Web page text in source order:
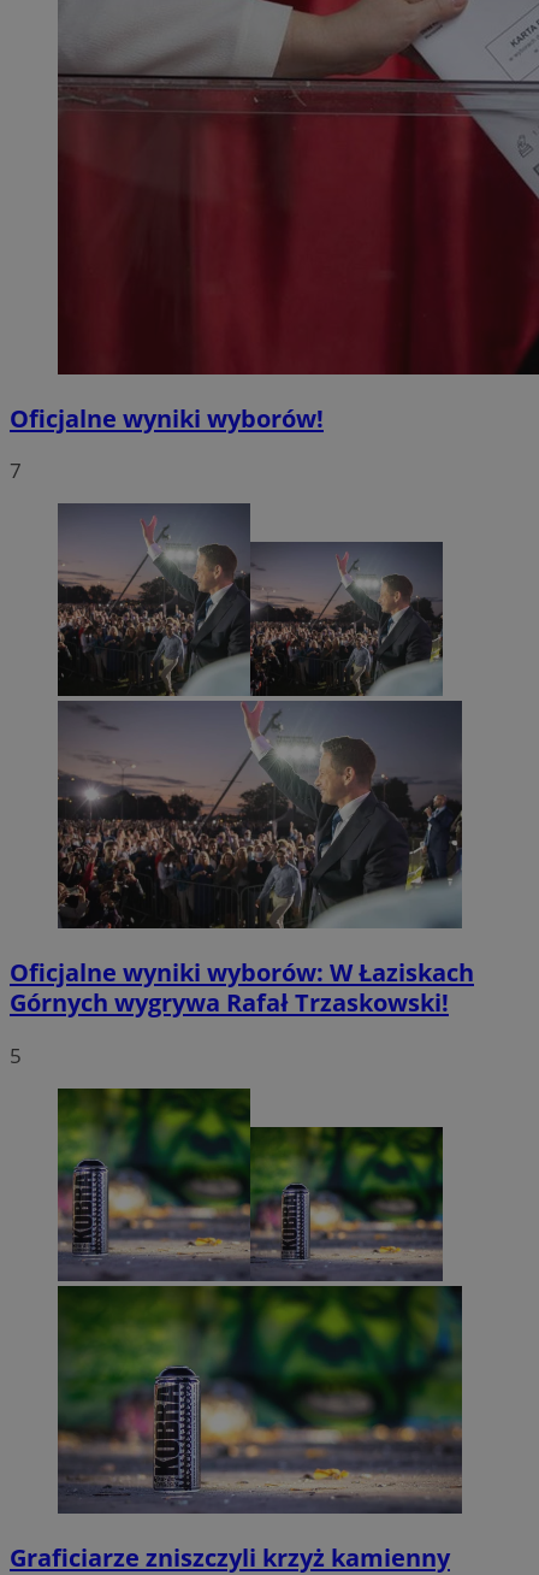
Oficjalne wyniki wyborów!
7
Oficjalne wyniki wyborów: W Łaziskach
Górnych wygrywa Rafał Trzaskowski!
5
Graficiarze zniszczyli krzyż kamienny